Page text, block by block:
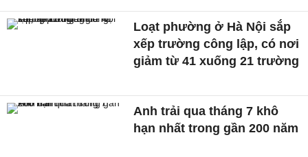
Loạt phường ở Hà Nội sắp
xếp trường công lập, có nơi
giảm từ 41 xuống 21 trường
Anh trải qua tháng 7 khô
hạn nhất trong gần 200 năm